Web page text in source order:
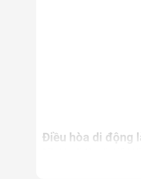
Điều hòa di động
Điều hòa di động là thiết bị
Nhưng thực chất, đây là